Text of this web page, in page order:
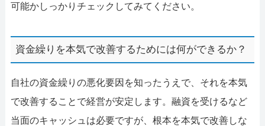
可能かしっかりチェックしてみてください。
資金繰りを本気で改善するためには何ができるか？
自社の資金繰りの悪化要因を知ったうえで、それを本気
で改善することで経営が安定します。融資を受けるなど
当面のキャッシュは必要ですが、根本を本気で改善しな